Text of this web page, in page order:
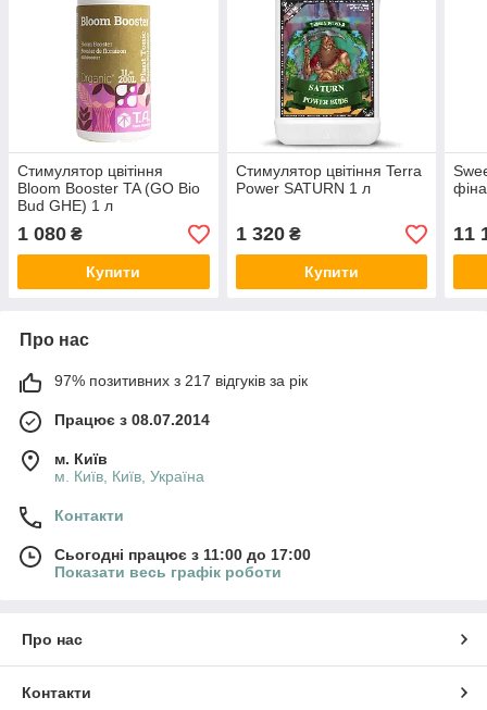
Стимулятор цвітіння
Bloom Booster TA (GO Bio
Bud GHE) 1 л
1 080 ₴
Купити
Стимулятор цвітіння Terra
Power SATURN 1 л
1 320₴
Купити
11
Про нас
97% позитивних з 217 відгуків за рік
Працює з 08.07.2014
м. Київ
м. Київ, Київ, Україна
Контакти
Сьогодні працює з 11:00 до 17:00
Показати весь графік роботи
Про нас
Контакти